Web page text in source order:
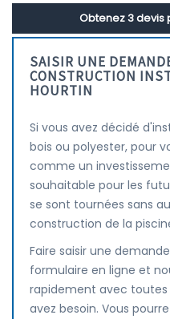
Obtenez 3 devis
SAISIR UNE
CONSTRUCTION
HOURTIN
Si vous avez décidé
bois ou polyester, pour
comme un
souhaitable pour les
se sont tournées sans
construction de la
Faire saisir une
formulaire en ligne et
rapidement avec
avez besoin. Vous